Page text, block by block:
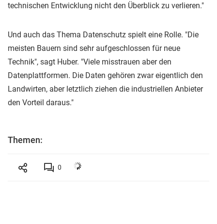
technischen Entwicklung nicht den Überblick zu verlieren."
Und auch das Thema Datenschutz spielt eine Rolle. "Die
meisten Bauern sind sehr aufgeschlossen für neue
Technik", sagt Huber. "Viele misstrauen aber den
Datenplattformen. Die Daten gehören zwar eigentlich den
Landwirten, aber letztlich ziehen die industriellen Anbieter
den Vorteil daraus."
Themen:
0